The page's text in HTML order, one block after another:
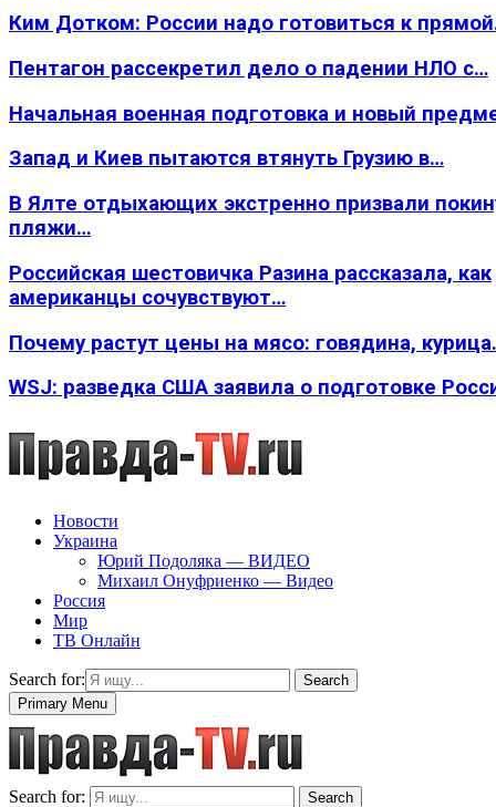
Ким Дотком: России надо готовиться к
Пентагон рассекретил дело о падении НЛО с…
Начальная военная подготовка и новый
Запад и Киев пытаются втянуть Грузию в…
В Ялте отдыхающих экстренно призвали
пляжи…
Российская шестовичка Разина рассказала, как
американцы сочувствуют…
Почему растут цены на мясо: говядина,
WSJ: разведка США заявила о подготовке
Новости
Украина
Юрий Подоляка — ВИДЕО
Михаил Онуфриенко — Видео
Россия
Мир
ТВ Онлайн
Search for:
Search
Primary Menu
Search for: Search